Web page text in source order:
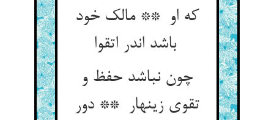
که او ** مالک خود
باشد اندر اتقوا
چون نباشد حفظ و
تقوی زینهار ** دور